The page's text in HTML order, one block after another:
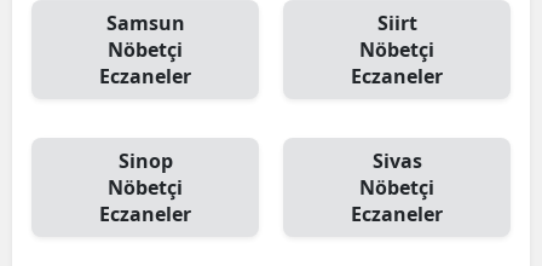
Samsun
Nöbetçi
Eczaneler
Siirt
Nöbetçi
Eczaneler
Sinop
Nöbetçi
Eczaneler
Sivas
Nöbetçi
Eczaneler